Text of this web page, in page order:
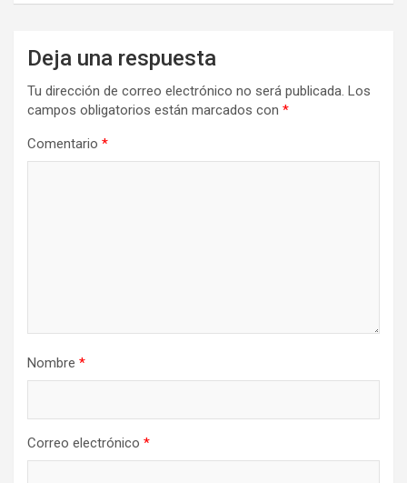
Deja una respuesta
Tu dirección de correo electrónico no será publicada. Los
campos obligatorios están marcados con *
Comentario *
Nombre *
Correo electrónico *